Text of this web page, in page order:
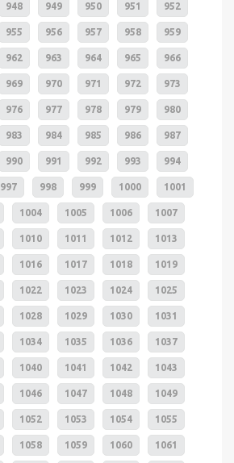
948 949 950 951 952
955 956 957 958 959
962 963 964 965 966
969 970 971 972 973
976 977 978 979 980
983 984 985 986 987
990 991 992 993 994
997 998 999 1000 1001
1004 1005 1006 1007
1010 1011 1012 1013
1016 1017 1018 1019
1022 1023 1024 1025
1028 1029 1030 1031
1034 1035 1036 1037
1040 1041 1042 1043
1046 1047 1048 1049
1052 1053 1054 1055
1058 1059 1060 1061